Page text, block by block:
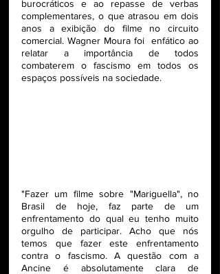
burocráticos e ao repasse de verbas
complementares, o que atrasou em dois
anos a exibição do filme no circuito
comercial. Wagner Moura foi  enfático ao
relatar a importância de todos
combaterem o fascismo em todos os
espaços possíveis na sociedade.
"Fazer um filme sobre "Mariguella", no
Brasil de hoje, faz parte de um
enfrentamento do qual eu tenho muito
orgulho de participar. Acho que nós
temos que fazer este enfrentamento
contra o fascismo. A questão com a